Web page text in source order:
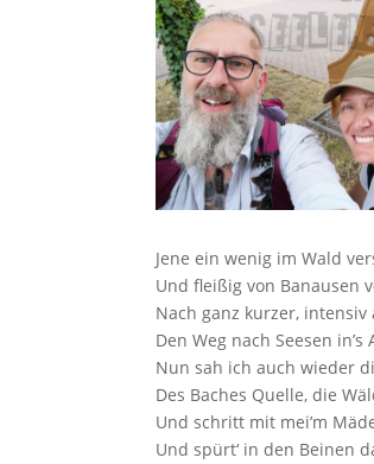
Jene ein wenig im Wald
Und fleißig von Banausen
Nach ganz kurzer, intensiv
Den Weg nach Seesen in’s
Nun sah ich auch wieder
Des Baches Quelle, die
Und schritt mit mei’m
Und spürt‘ in den Beinen